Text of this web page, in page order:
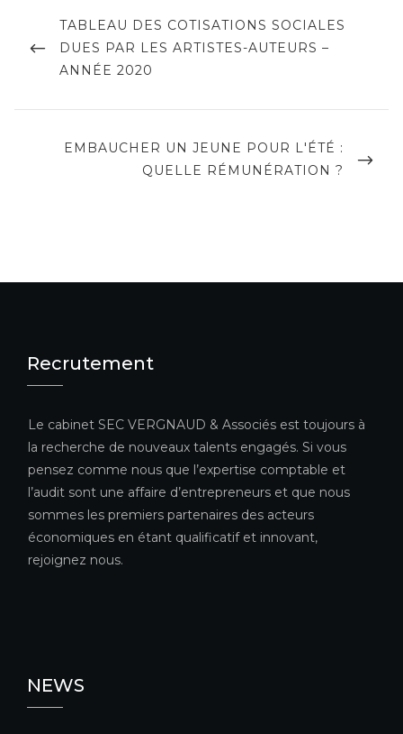
l’article
PREVIOUS
POST
TABLEAU DES COTISATIONS SOCIALES
DUES PAR LES ARTISTES-AUTEURS –
ANNÉE 2020
NEXT
EMBAUCHER UN JEUNE POUR L'ÉTÉ :
QUELLE RÉMUNÉRATION ?
Recrutement
Le cabinet SEC VERGNAUD & Associés est toujours à
la recherche de nouveaux talents engagés. Si vous
pensez comme nous que l’expertise comptable et
l’audit sont une affaire d’entrepreneurs et que nous
sommes les premiers partenaires des acteurs
économiques en étant qualificatif et innovant,
rejoignez nous.
NEWS